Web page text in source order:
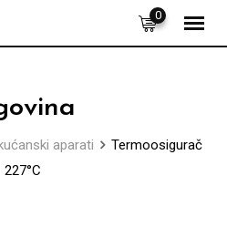
0
aparati
Termoosigurač
227°C